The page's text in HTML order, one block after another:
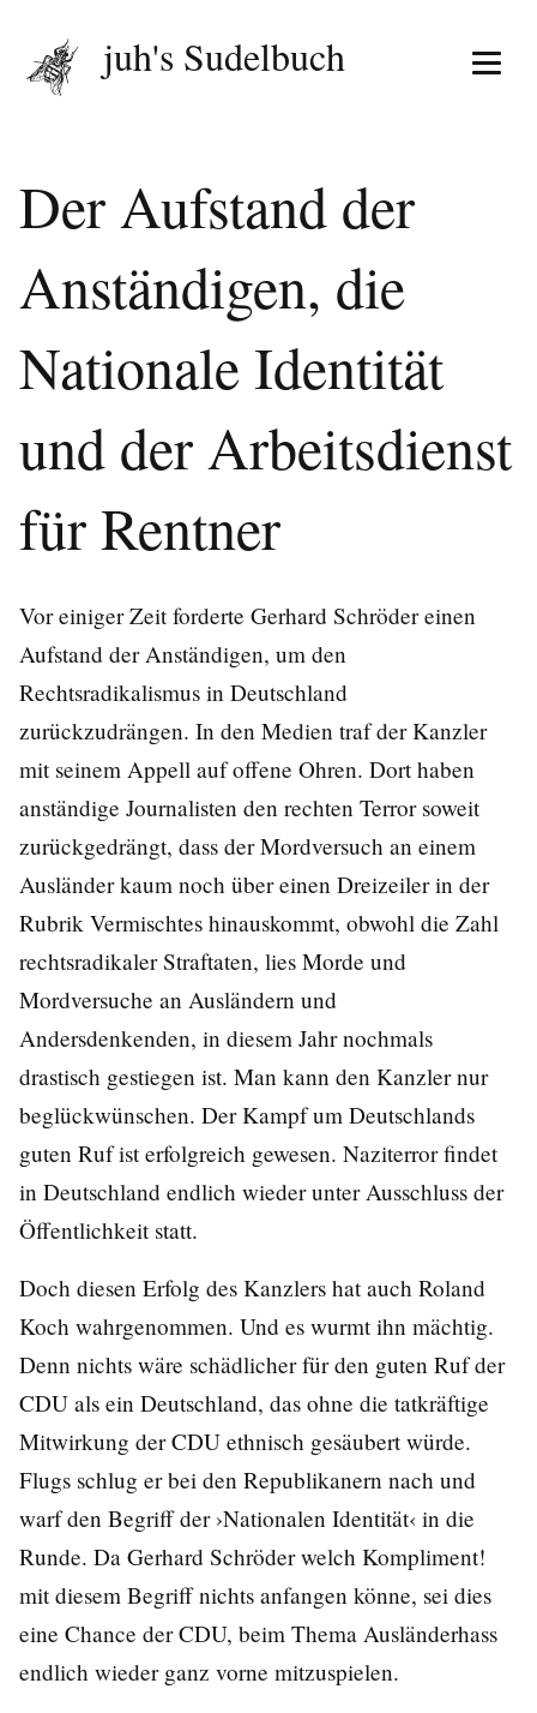
Menü
juh's Sudelbuch
Der Aufstand der
Anständigen, die
Nationale Identität
und der Arbeitsdienst
für Rentner
Vor einiger Zeit forderte Gerhard Schröder einen
Aufstand der Anständigen, um den
Rechtsradikalismus in Deutschland
zurückzudrängen. In den Medien traf der Kanzler
mit seinem Appell auf offene Ohren. Dort haben
anständige Journalisten den rechten Terror soweit
zurückgedrängt, dass der Mordversuch an einem
Ausländer kaum noch über einen Dreizeiler in der
Rubrik Vermischtes hinauskommt, obwohl die Zahl
rechtsradikaler Straftaten, lies Morde und
Mordversuche an Ausländern und
Andersdenkenden, in diesem Jahr nochmals
drastisch gestiegen ist. Man kann den Kanzler nur
beglückwünschen. Der Kampf um Deutschlands
guten Ruf ist erfolgreich gewesen. Naziterror findet
in Deutschland endlich wieder unter Ausschluss der
Öffentlichkeit statt.
Doch diesen Erfolg des Kanzlers hat auch Roland
Koch wahrgenommen. Und es wurmt ihn mächtig.
Denn nichts wäre schädlicher für den guten Ruf der
CDU als ein Deutschland, das ohne die tatkräftige
Mitwirkung der CDU ethnisch gesäubert würde.
Flugs schlug er bei den Republikanern nach und
warf den Begriff der ›Nationalen Identität‹ in die
Runde. Da Gerhard Schröder welch Kompliment!
mit diesem Begriff nichts anfangen könne, sei dies
eine Chance der CDU, beim Thema Ausländerhass
endlich wieder ganz vorne mitzuspielen.